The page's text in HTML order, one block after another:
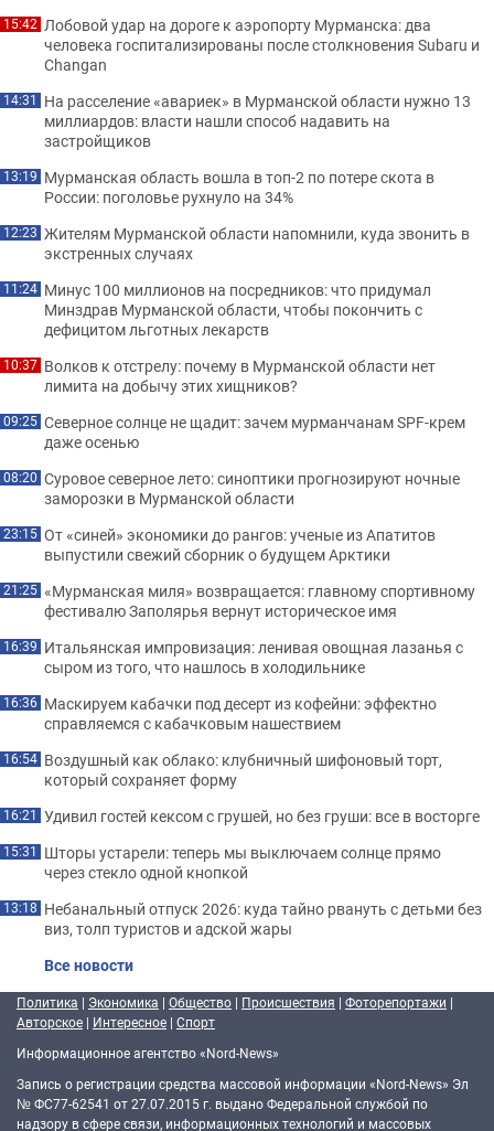
15:42 Лобовой удар на дороге к аэропорту Мурманска: два
человека госпитализированы после столкновения Subaru и
Changan
14:31 На расселение «авариек» в Мурманской области нужно 13
миллиардов: власти нашли способ надавить на
застройщиков
13:19 Мурманская область вошла в топ-2 по потере скота в
России: поголовье рухнуло на 34%
12:23 Жителям Мурманской области напомнили, куда звонить в
экстренных случаях
11:24 Минус 100 миллионов на посредников: что придумал
Минздрав Мурманской области, чтобы покончить с
дефицитом льготных лекарств
10:37 Волков к отстрелу: почему в Мурманской области нет
лимита на добычу этих хищников?
09:25 Северное солнце не щадит: зачем мурманчанам SPF-крем
даже осенью
08:20 Суровое северное лето: синоптики прогнозируют ночные
заморозки в Мурманской области
23:15 От «синей» экономики до рангов: ученые из Апатитов
выпустили свежий сборник о будущем Арктики
21:25 «Мурманская миля» возвращается: главному спортивному
фестивалю Заполярья вернут историческое имя
16:39 Итальянская импровизация: ленивая овощная лазанья с
сыром из того, что нашлось в холодильнике
16:36 Маскируем кабачки под десерт из кофейни: эффектно
справляемся с кабачковым нашествием
16:54 Воздушный как облако: клубничный шифоновый торт,
который сохраняет форму
16:21 Удивил гостей кексом с грушей, но без груши: все в восторге
15:31 Шторы устарели: теперь мы выключаем солнце прямо
через стекло одной кнопкой
13:18 Небанальный отпуск 2026: куда тайно рвануть с детьми без
виз, толп туристов и адской жары
Все новости
Политика | Экономика | Общество | Происшествия | Фоторепортажи |
Авторское | Интересное | Спорт
Информационное агентство «Nord-News»
Запись о регистрации средства массовой информации «Nord-News» Эл
№ ФС77-62541 от 27.07.2015 г. выдано Федеральной службой по
надзору в сфере связи, информационных технологий и массовых